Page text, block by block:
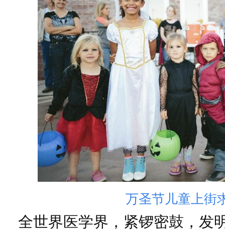
万圣节儿童上街
全世界医学界，紧锣密鼓，发